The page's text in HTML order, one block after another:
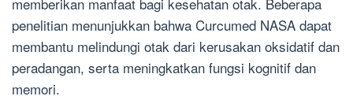
penelitian menunjukkan bahwa Curcumed NASA dapat
membantu melindungi otak dari kerusakan oksidatif dan
peradangan, serta meningkatkan fungsi kognitif dan
memori.